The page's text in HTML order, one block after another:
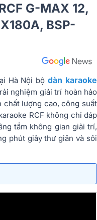
G-MAX 12,
BSP-
Hà Nội bộdàn karaoke
nghiệm giải trí hoàn hảo
chất lượng cao, công suất
RCF không chỉ đáp
tầm không gian giải trí,
phút giây thư giãn và sôi